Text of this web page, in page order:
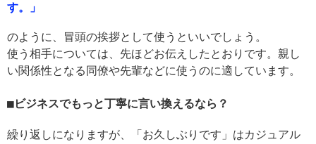
す。」
のように、冒頭の挨拶として使うといいでしょう。
使う相手については、先ほどお伝えしたとおりです。親し
い関係性となる同僚や先輩などに使うのに適しています。
ビジネスでもっと丁寧に言い換えるなら？
繰り返しになりますが、「お久しぶりです」はカジュアル